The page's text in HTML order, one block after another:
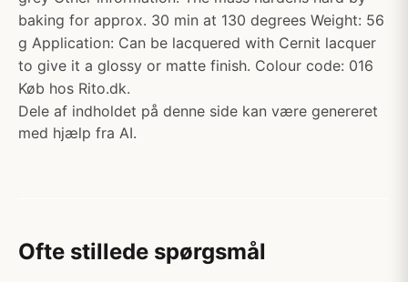
baking for approx. 30 min at 130 degrees Weight: 56
g Application: Can be lacquered with Cernit lacquer
to give it a glossy or matte finish. Colour code: 016
Køb hos Rito.dk.
Dele af indholdet på denne side kan være genereret
med hjælp fra AI.
Ofte stillede spørgsmål